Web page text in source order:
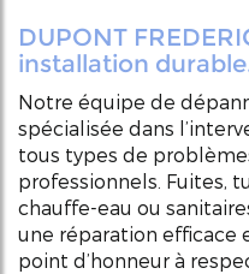
DUPONT
installation
Notre équipe de
spécialisée dans
tous types de
professionnels. Fuites,
chauffe-eau ou
une réparation efficace
point d’honneur à